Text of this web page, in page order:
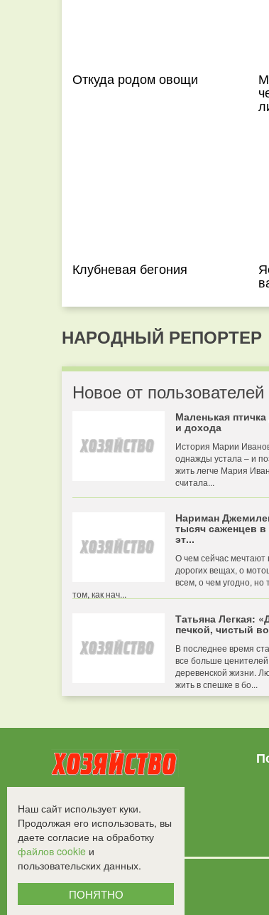
Откуда родом овощи
Клубневая бегония
НАРОДНЫЙ РЕПОРТЕР
Новое от пользователей
Маленькая
и дохода
История Марии
однажды устала – и
жить легче Мария
считала...
Нариман
тысяч саженцев
эт...
О чем сейчас мечтают
дорогих вещах, о
всем, о чем угодно, но
том, как нач...
Татьяна Легкая:
печкой, чистый
В последнее время
все больше
деревенской жизни.
жить в спешке в бо...
Все права защищены.
©2008-2017 - "Хозяйство"
Наш сайт использует куки.
Продолжая его использовать, вы
даете согласие на обработку
файлов cookie и
пользовательских данных.
ПОНЯТНО